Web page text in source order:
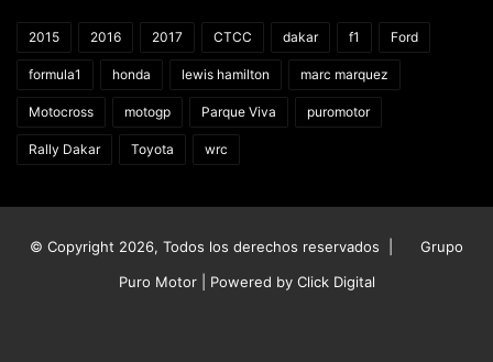
2015 2016 2017 CTCC dakar f1 Ford
formula1 honda lewis hamilton marc marquez
Motocross motogp Parque Viva puromotor
Rally Dakar Toyota wrc
© Copyright 2026, Todos los derechos reservados |
Grupo
Puro Motor | Powered by Click Digital